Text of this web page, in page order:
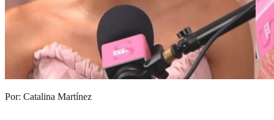
Por: Catalina Martínez